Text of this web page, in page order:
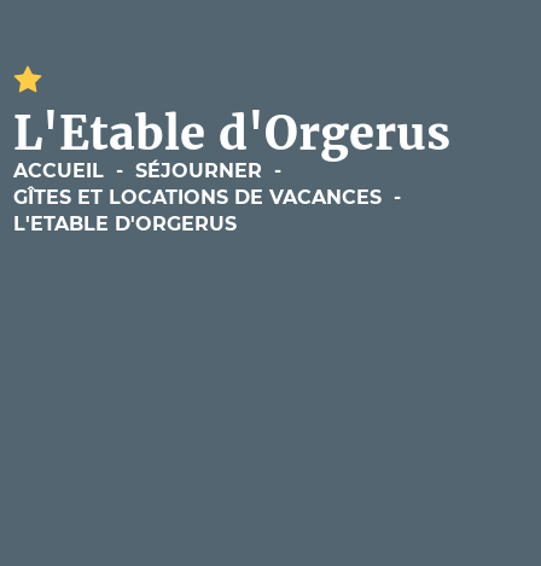
L'Etable d'Orgerus
ACCUEIL - SÉJOURNER -
GÎTES ET LOCATIONS DE VACANCES -
L'ETABLE D'ORGERUS